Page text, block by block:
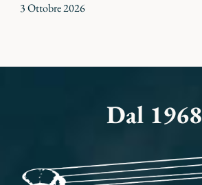
3 Ottobre 2026
Dal 1968